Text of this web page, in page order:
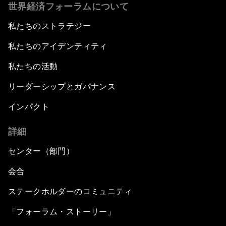
世界経済フォーラムについて
私たちのストラテジー
私たちのアイデンティティ
私たちの活動
リーダーシップとガバナンス
インパクト
詳細
センター（部門）
会合
ステークホルダーのコミュニティ
「フォーラム・ストーリー」